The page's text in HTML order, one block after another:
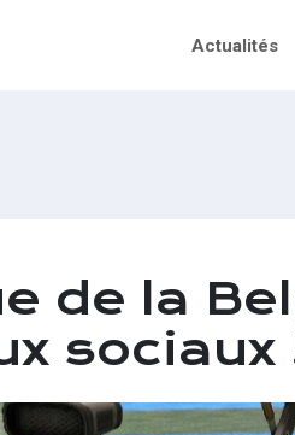
Actualités
de la
sociaux